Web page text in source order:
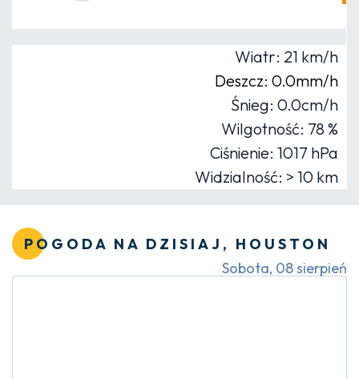
Wiatr: 21 km/h
Deszcz: 0.0mm/h
Śnieg: 0.0cm/h
Wilgotność: 78 %
Ciśnienie: 1017 hPa
Widzialność: > 10 km
POGODA NA DZISIAJ, HOUSTON
Sobota, 08 sierpień